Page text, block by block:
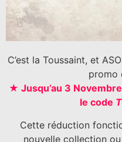
C’est la Toussaint, et
promo
★ Jusqu’au 3
le code
Cette réduction
nouvelle collection